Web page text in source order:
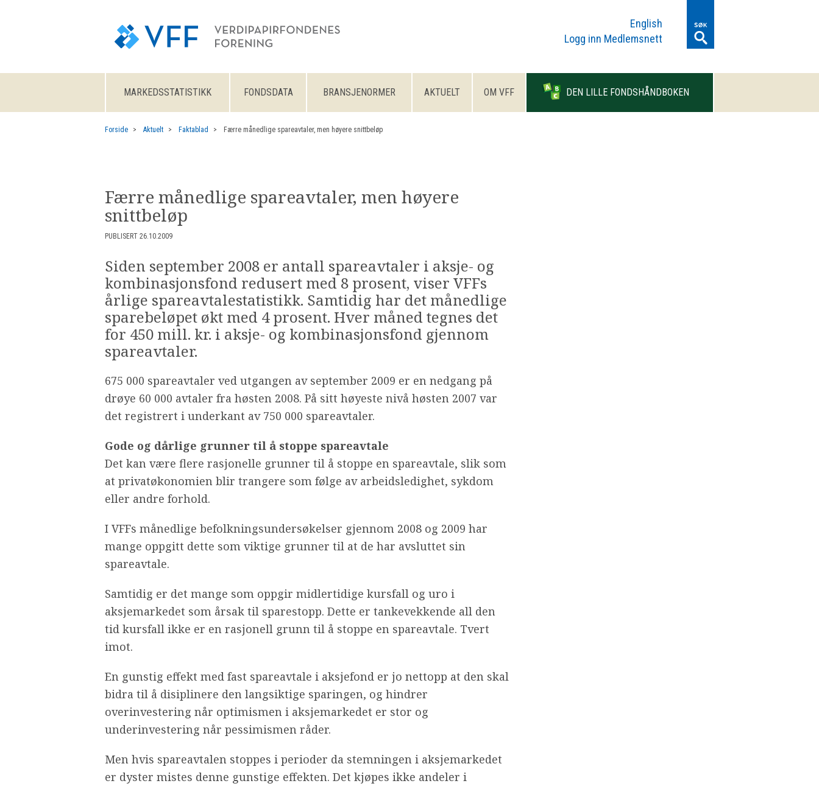
English
Logg inn Medlemsnett
MARKEDSSTATISTIKK FONDSDATA BRANSJENORMER AKTUELT OM VFF DEN LILLE FONDSHÅNDBOKEN
Forside Aktuelt Faktablad Færre månedlige spareavtaler, men høyere snittbeløp
Færre månedlige spareavtaler, men høyere
snittbeløp
PUBLISERT 26.10.2009
Siden september 2008 er antall spareavtaler i aksje- og
kombinasjonsfond redusert med 8 prosent, viser VFFs
årlige spareavtalestatistikk. Samtidig har det månedlige
sparebeløpet økt med 4 prosent. Hver måned tegnes det
for 450 mill. kr. i aksje- og kombinasjonsfond gjennom
spareavtaler.
675 000 spareavtaler ved utgangen av september 2009 er en nedgang på
drøye 60 000 avtaler fra høsten 2008. På sitt høyeste nivå høsten 2007 var
det registrert i underkant av 750 000 spareavtaler.
Gode og dårlige grunner til å stoppe spareavtale
Det kan være flere rasjonelle grunner til å stoppe en spareavtale, slik som
at privatøkonomien blir trangere som følge av arbeidsledighet, sykdom
eller andre forhold.
I VFFs månedlige befolkningsundersøkelser gjennom 2008 og 2009 har
mange oppgitt dette som viktige grunner til at de har avsluttet sin
spareavtale.
Samtidig er det mange som oppgir midlertidige kursfall og uro i
aksjemarkedet som årsak til sparestopp. Dette er tankevekkende all den
tid kursfall ikke er en rasjonell grunn til å stoppe en spareavtale. Tvert
imot.
En gunstig effekt med fast spareavtale i aksjefond er jo nettopp at den skal
bidra til å disiplinere den langsiktige sparingen, og hindrer
overinvestering når optimismen i aksjemarkedet er stor og
underinvestering når pessimismen råder.
Men hvis spareavtalen stoppes i perioder da stemningen i aksjemarkedet
er dyster mistes denne gunstige effekten. Det kjøpes ikke andeler i